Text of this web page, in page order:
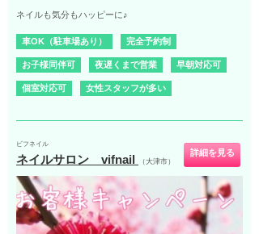
ネイルも気分もハッピーに♪
車OK（駐車場あり） 完全予約制
お子様同伴可 夜遅くまで営業 早朝対応可
個室対応可 女性スタッフが多い
ビフネイル
ネイルサロン vifnail （大津市）
詳細を見る